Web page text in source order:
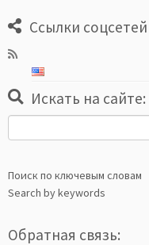
Ссылки соцсетей
Искать на сайте:
Поиск по ключевым словам
Search by keywords
Обратная связь: